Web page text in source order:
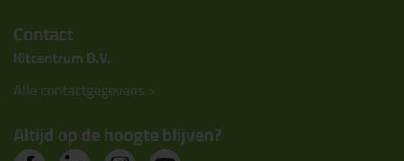
Contact
Kitcentrum B.V.
Alle contactgegevens >
Altijd op de hoogte blijven?